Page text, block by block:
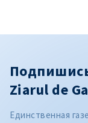
Ziarul de
Единственная